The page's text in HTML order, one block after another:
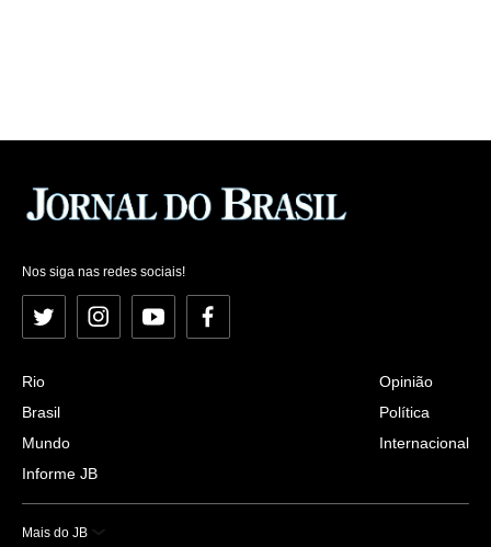
Nos siga nas redes sociais!
Twitter InstagramYouTubeFacebook
Rio
Brasil
Mundo
Informe JB
Opinião
Política
Internacional
Mais do JB